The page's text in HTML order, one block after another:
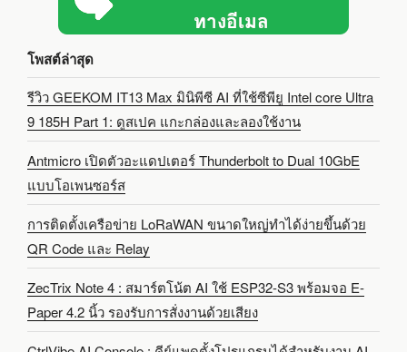
โพสต์ล่าสุด
รีวิว GEEKOM IT13 Max มินิพีซี AI ที่ใช้ซีพียู Intel core Ultra
9 185H Part 1: ดูสเปค แกะกล่องและลองใช้งาน
Antmicro เปิดตัวอะแดปเตอร์ Thunderbolt to Dual 10GbE
แบบโอเพนซอร์ส
การติดตั้งเครือข่าย LoRaWAN ขนาดใหญ่ทำได้ง่ายขึ้นด้วย
QR Code และ Relay
ZecTrix Note 4 : สมาร์ตโน้ต AI ใช้ ESP32-S3 พร้อมจอ E-
Paper 4.2 นิ้ว รองรับการสั่งงานด้วยเสียง